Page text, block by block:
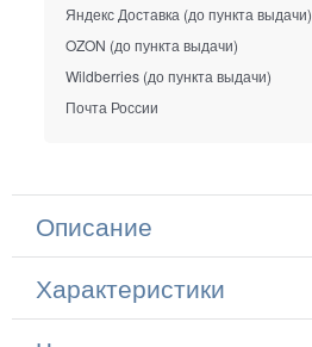
Яндекс Доставка (до пункта выдачи)
OZON (до пункта выдачи)
Wildberries (до пункта выдачи)
Почта России
Описание
Характеристики